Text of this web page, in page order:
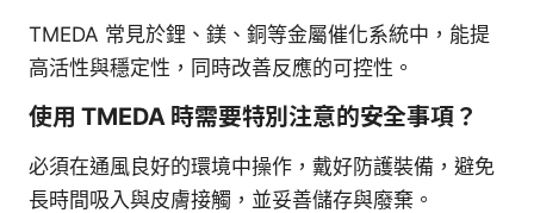
TMEDA 常見於鋰、鎂、銅等金屬催化系統中，能提
高活性與穩定性，同時改善反應的可控性。
使用 TMEDA 時需要特別注意的安全事項？
必須在通風良好的環境中操作，戴好防護裝備，避免
長時間吸入與皮膚接觸，並妥善儲存與廢棄。